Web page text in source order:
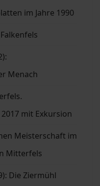
im Jahre 1990
Menach
mit Exkursion
Meisterschaft im
Mitterfels
Die Ziermühl